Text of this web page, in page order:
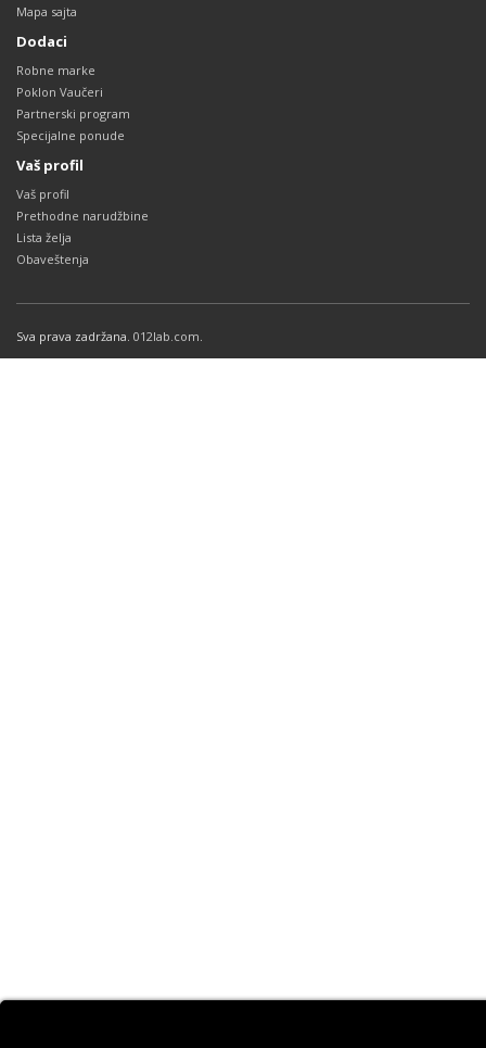
Mapa sajta
Dodaci
Robne marke
Poklon Vaučeri
Partnerski program
Specijalne ponude
Vaš profil
Vaš profil
Prethodne narudžbine
Lista želja
Obaveštenja
Sva prava zadržana. 012lab.com.